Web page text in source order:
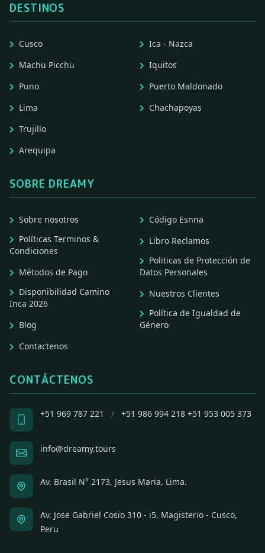
DESTINOS
Cusco
Machu Picchu
Puno
Lima
Trujillo
Arequipa
Ica - Nazca
Iquitos
Puerto Maldonado
Chachapoyas
SOBRE DREAMY
Sobre nosotros
Políticas Terminos &
Condiciones
Métodos de Pago
Disponibilidad Camino
Inca 2026
Blog
Contactenos
Código Esnna
Libro Reclamos
Politicas de Protección de
Datos Personales
Nuestros Clientes
Política de Igualdad de
Género
CONTÁCTENOS
+51 969 787 221 / +51 986 994 218 +51 953 005 373
info@dreamy.tours
Av. Brasil N° 2173, Jesus Maria, Lima.
Av. Jose Gabriel Cosio 310 - i5, Magisterio - Cusco,
Peru